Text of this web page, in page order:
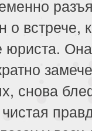
встрече,
юриста.
снова